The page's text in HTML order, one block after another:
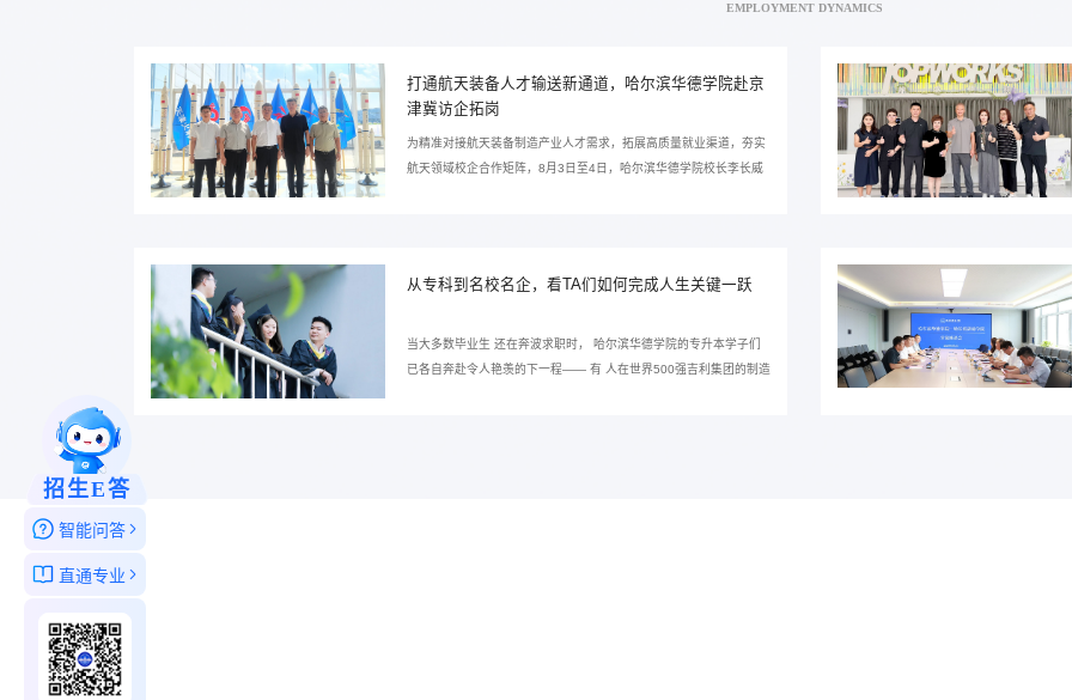
EMPLOYMENT DYNAMICS
打通航天装备人才输送新通道，哈尔滨华德学院赴京
津冀访企拓岗
为精准对接航天装备制造产业人才需求，拓展高质量就业渠道，夯实
航天领域校企合作矩阵，8月3日至4日，哈尔滨华德学院校长李长威
深耕航天动力装备研发制造，产业发展持续...
从专科到名校名企，看TA们如何完成人生关键一跃
当大多数毕业生 还在奔波求职时， 哈尔滨华德学院的专升本学子们
已各自奔赴令人艳羡的下一程—— 有 人在世界500强吉利集团的制造
招生E答
智能问答
直通专业